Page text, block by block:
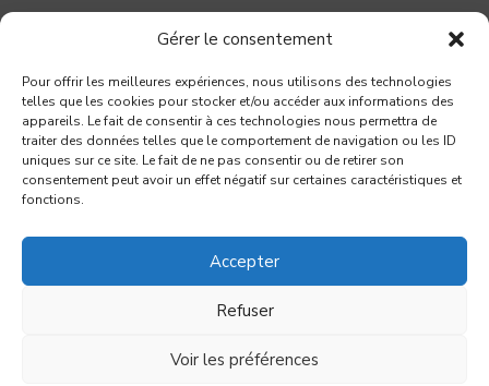
Gérer le consentement
Pour offrir les meilleures expériences, nous utilisons des technologies
telles que les cookies pour stocker et/ou accéder aux informations des
appareils. Le fait de consentir à ces technologies nous permettra de
traiter des données telles que le comportement de navigation ou les ID
uniques sur ce site. Le fait de ne pas consentir ou de retirer son
consentement peut avoir un effet négatif sur certaines caractéristiques et
fonctions.
Accepter
Refuser
Voir les préférences
Conditions générales de réparation